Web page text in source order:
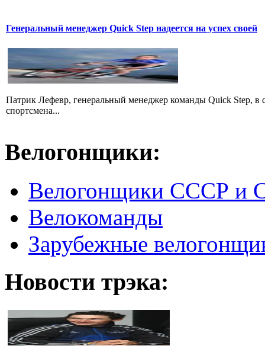
Генеральный менеджер Quick Step надеется на успех своей
Патрик Лефевр, генеральный менеджер команды Quick Step, в
спортсмена...
Велогонщики:
Велогонщики СССР и
Велокоманды
Зарубежные
Новости трэка: